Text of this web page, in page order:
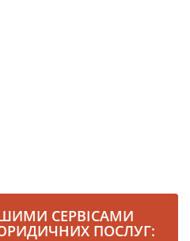
СЕРВІСАМИ
ПОСЛУГ: